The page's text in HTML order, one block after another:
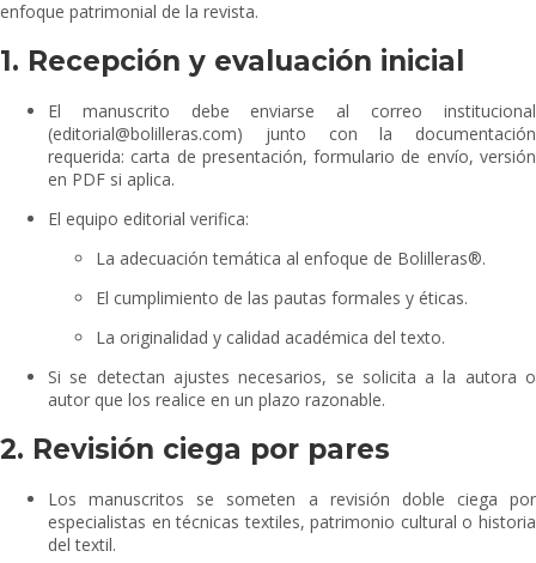
enfoque patrimonial de la revista.
1. Recepción y evaluación inicial
El manuscrito debe enviarse al correo institucional
(editorial@bolilleras.com) junto con la documentación
requerida: carta de presentación, formulario de envío, versión
en PDF si aplica.
El equipo editorial verifica:
La adecuación temática al enfoque de Bolilleras®.
El cumplimiento de las pautas formales y éticas.
La originalidad y calidad académica del texto.
Si se detectan ajustes necesarios, se solicita a la autora o
autor que los realice en un plazo razonable.
2. Revisión ciega por pares
Los manuscritos se someten a revisión doble ciega por
especialistas en técnicas textiles, patrimonio cultural o historia
del textil.